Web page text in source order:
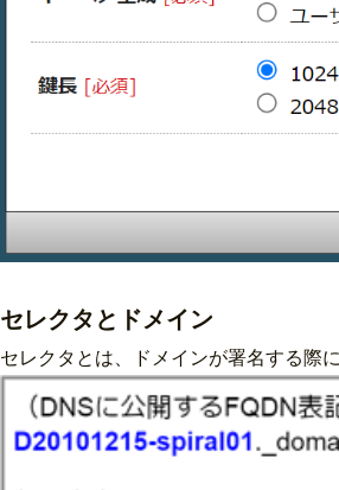
セレクタとドメイン
セレクタとは、ドメインが署名する際